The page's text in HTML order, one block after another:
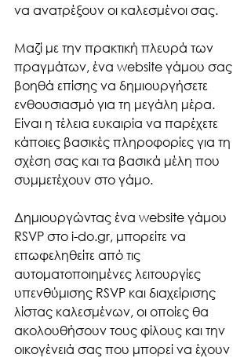
να ανατρέξουν οι καλεσμένοι σας.
Μαζί με την πρακτική πλευρά των
πραγμάτων, ένα website γάμου σας
βοηθά επίσης να δημιουργήσετε
ενθουσιασμό για τη μεγάλη μέρα.
Είναι η τέλεια ευκαιρία να παρέχετε
κάποιες βασικές πληροφορίες για τη
σχέση σας και τα βασικά μέλη που
συμμετέχουν στο γάμο.
Δημιουργώντας ένα website γάμου
RSVP στο i-do.gr, μπορείτε να
επωφεληθείτε από τις
αυτοματοποιημένες λειτουργίες
υπενθύμισης RSVP και διαχείρισης
λίστας καλεσμένων, οι οποίες θα
ακολουθήσουν τους φίλους και την
οικογένειά σας που μπορεί να έχουν